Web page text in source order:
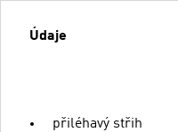
Údaje
přiléhavý střih